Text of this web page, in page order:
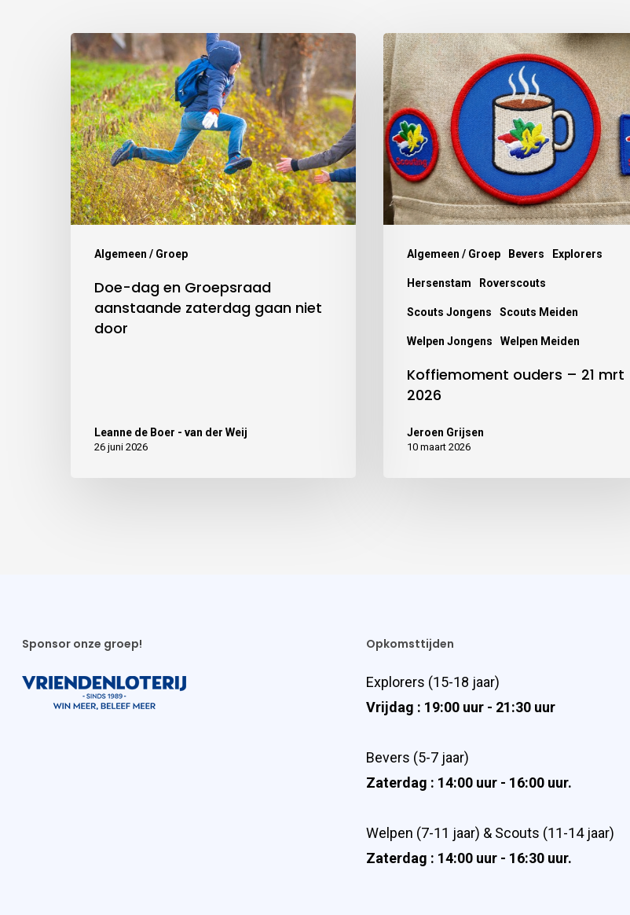
Algemeen / Groep
Doe-dag en Groepsraad
aanstaande zaterdag gaan niet
door
Leanne de Boer - van der Weij
26 juni 2026
Algemeen / Groep Bevers Explorers
Hersenstam Roverscouts
Scouts Jongens Scouts Meiden
Welpen Jongens Welpen Meiden
Koffiemoment ouders – 21 mrt
2026
Jeroen Grijsen
10 maart 2026
Sponsor onze groep! Opkomsttijden
Explorers (15-18 jaar)
Vrijdag : 19:00 uur - 21:30 uur
Bevers (5-7 jaar)
Zaterdag : 14:00 uur - 16:00 uur.
Welpen (7-11 jaar) & Scouts (11-14 jaar)
Zaterdag : 14:00 uur - 16:30 uur.